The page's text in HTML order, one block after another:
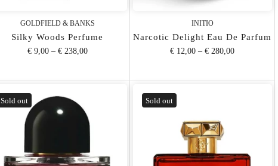
GOLDFIELD & BANKS
Silky Woods Perfume
€ 9,00 – € 238,00
INITIO
Narcotic Delight Eau De Parfum
€ 12,00–€ 280,00
Sold out Sold out